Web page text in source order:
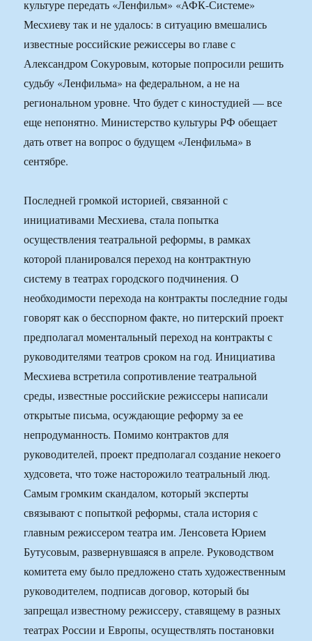
культуре передать «Ленфильм» «АФК-Системе»
Месхиеву так и не удалось: в ситуацию вмешались
известные российские режиссеры во главе с
Александром Сокуровым, которые попросили решить
судьбу «Ленфильма» на федеральном, а не на
региональном уровне. Что будет с киностудией — все
еще непонятно. Министерство культуры РФ обещает
дать ответ на вопрос о будущем «Ленфильма» в
сентябре.
Последней громкой историей, связанной с
инициативами Месхиева, стала попытка
осуществления театральной реформы, в рамках
которой планировался переход на контрактную
систему в театрах городского подчинения. О
необходимости перехода на контракты последние годы
говорят как о бесспорном факте, но питерский проект
предполагал моментальный переход на контракты с
руководителями театров сроком на год. Инициатива
Месхиева встретила сопротивление театральной
среды, известные российские режиссеры написали
открытые письма, осуждающие реформу за ее
непродуманность. Помимо контрактов для
руководителей, проект предполагал создание некоего
худсовета, что тоже насторожило театральный люд.
Самым громким скандалом, который эксперты
связывают с попыткой реформы, стала история с
главным режиссером театра им. Ленсовета Юрием
Бутусовым, развернувшаяся в апреле. Руководством
комитета ему было предложено стать художественным
руководителем, подписав договор, который бы
запрещал известному режиссеру, ставящему в разных
театрах России и Европы, осуществлять постановки